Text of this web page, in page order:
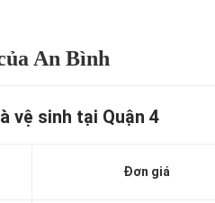
An Bình
vệ sinh tại Quận 4
Đơn giá